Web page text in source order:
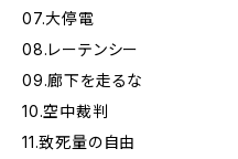
07.大停電
08.レーテンシー
09.廊下を走るな
10.空中裁判
11.致死量の自由